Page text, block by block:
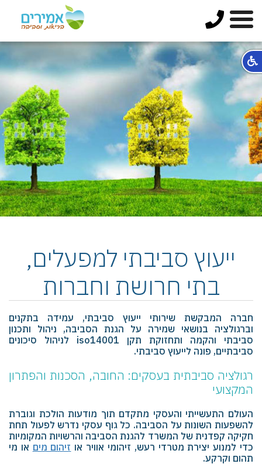
ייעוץ סביבתי למפעלים,
בתי חרושת וחברות
חברה המבקשת שירותי ייעוץ סביבתי, עמידה בתקנים
וברגולציה בנושאי שמירה על הגנת הסביבה, ניהול ותכנון
סביבתי והקמה ותחזוקת תקן iso14001 לניהול סיכונים
סביבתיים, פונה לייעוץ סביבתי.
רגולציה סביבתית בעסקים: החובה, הסכנות והפתרון
המקצועי
העולם התעשייתי והעסקי מתקדם תוך מודעות הולכת וגוברת
להשפעות השונות על הסביבה. כל גוף עסקי נדרש לפעול תחת
חקיקה קפדנית של המשרד להגנת הסביבה והרשויות המקומיות
כדי למנוע יצירת מטרדי רעש, זיהומי אוויר או זיהום מים או מי
תהום וקרקע.